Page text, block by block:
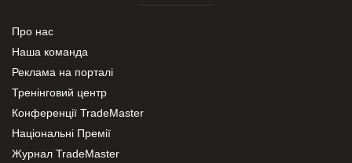
Про нас
Наша команда
Реклама на порталі
Тренінговий центр
Конференції TradeMaster
Національні Премії
Журнал TradeMaster